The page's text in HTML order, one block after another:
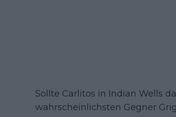
Sollte Carlitos in Indian Wells
wahrscheinlichsten Gegner